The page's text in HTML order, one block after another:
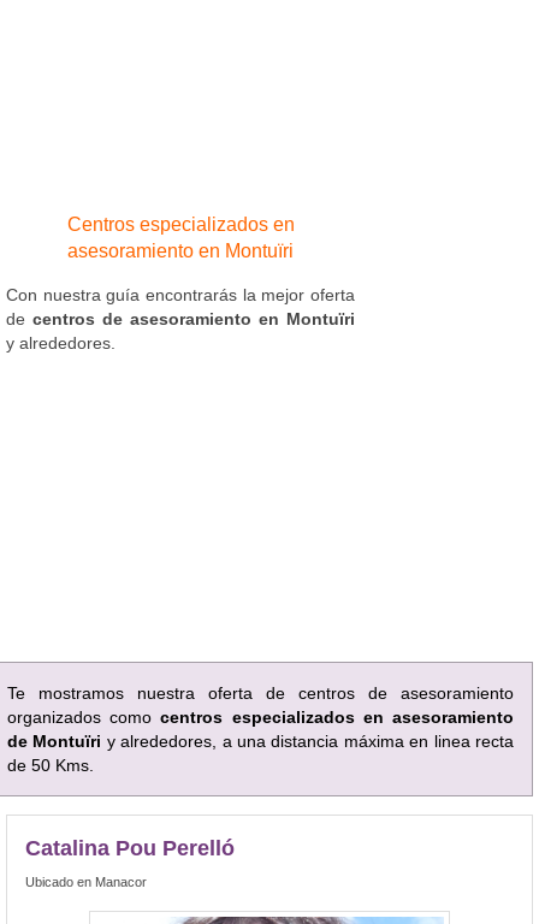
Centros especializados en
asesoramiento en Montuïri
Con nuestra guía encontrarás la mejor oferta
de centros de asesoramiento en Montuïri
y alrededores.
Te mostramos nuestra oferta de centros de asesoramiento
organizados comocentros especializados en asesoramiento
de Montuïri y alrededores, a una distancia máxima en linea recta
de 50 Kms.
Catalina Pou Perelló
Ubicado en Manacor